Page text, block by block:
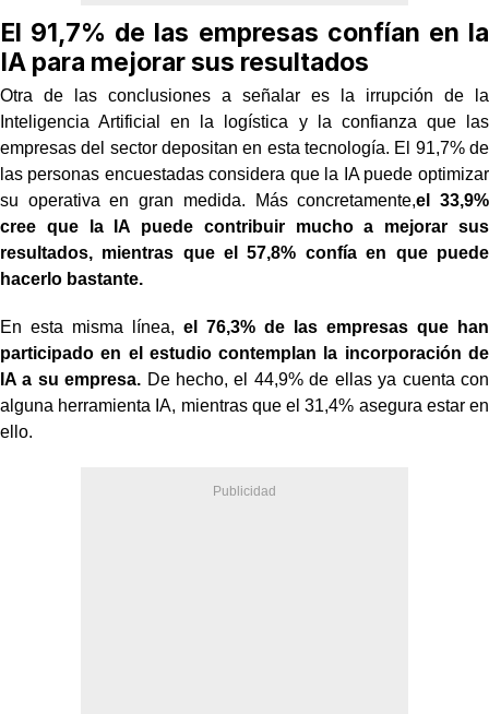
El 91,7% de las empresas confían en la
IA para mejorar sus resultados
Otra de las conclusiones a señalar es la irrupción de la
Inteligencia Artificial en la logística y la confianza que las
empresas del sector depositan en esta tecnología. El 91,7% de
las personas encuestadas considera que la IA puede optimizar
su operativa en gran medida. Más concretamente,el 33,9%
cree que la IA puede contribuir mucho a mejorar sus
resultados, mientras que el 57,8% confía en que puede
hacerlo bastante.
En esta misma línea, el 76,3% de las empresas que han
participado en el estudio contemplan la incorporación de
IA a su empresa. De hecho, el 44,9% de ellas ya cuenta con
alguna herramienta IA, mientras que el 31,4% asegura estar en
ello.